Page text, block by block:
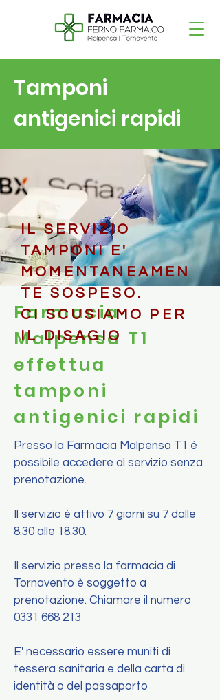
Tamponi
antigenici rapidi
Farmacia
Malpensa T1
effettua
tamponi
antigenici rapidi
Presso la Farmacia Malpensa T1 è
possibile accedere al servizio senza
prenotazione.
Il servizio è attivo 7 giorni su 7 dalle
8.30 alle 18.30.
Il servizio presso la farmacia di
Tornavento è soggetto a
prenotazione. Chiamare il numero
0331 668 213
E' necessario essere muniti di
tessera sanitaria e della carta di
identità o del passaporto
IL SERVIZIO
TAMPONI E'
MOMENTANEAMEN
TE SOSPESO.
CI SCUSIAMO PER
IL DISAGIO